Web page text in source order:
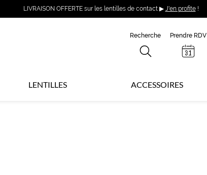
LIVRAISON OFFERTE sur les lentilles de contact ▶ J'en profite!
Recherche Prendre RDV
LENTILLES ACCESSOIRES